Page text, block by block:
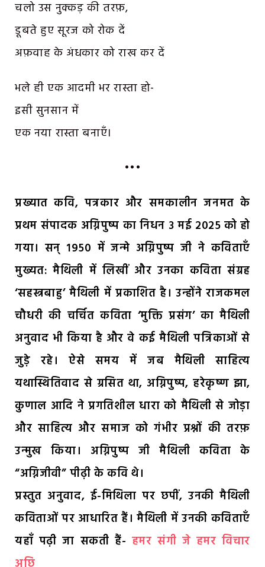
चलो उस नुक्कड़ की तरफ़,
डूबते हुए सूरज को रोक दें
अफ़वाह के अंधकार को राख कर दें
भले ही एक आदमी भर रास्ता हो-
इसी सुनसान में
एक नया रास्ता बनाएँ।
•••
प्रख्यात कवि, पत्रकार और समकालीन जनमत के
प्रथम संपादक अग्निपुष्प का निधन ३ मई २०२५ को हो
गया। सन् १९५० में जन्मे अग्निपुष्प जी ने कविताएँ
मुख्यत: मैथिली में लिखीं और उनका कविता संग्रह
‘सहस्त्रबाहु’ मैथिली में प्रकाशित है। उन्होंने राजकमल
चौधरी की चर्चित कविता ‘मुक्ति प्रसंग’ का मैथिली
अनुवाद भी किया है और वे कई मैथिली पत्रिकाओं से
जुड़े रहे। ऐसे समय में जब मैथिली साहित्य
यथास्थितिवाद से ग्रसित था, अग्निपुष्प, हरेकृष्ण झा,
कुणाल आदि ने प्रगतिशील धारा को मैथिली से जोड़ा
और साहित्य और समाज को गंभीर प्रश्नों की तरफ़
उन्मुख किया। अग्निपुष्प जी मैथिली कविता के
“अग्निजीवी” पीढ़ी के कवि थे।
प्रस्तुत अनुवाद, ई-मिथिला पर छपीं, उनकी मैथिली
कविताओं पर आधारित हैं। मैथिली में उनकी कविताएँ
यहाँ पढ़ी जा सकती हैं- हमर संगी जे हमर विचार